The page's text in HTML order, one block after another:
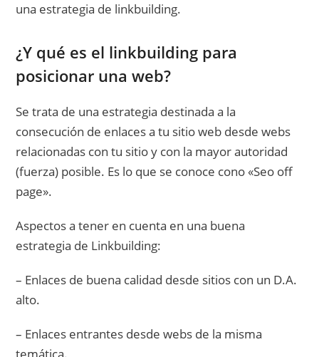
una estrategia de linkbuilding.
¿Y qué es el linkbuilding para
posicionar una web?
Se trata de una estrategia destinada a la
consecución de enlaces a tu sitio web desde webs
relacionadas con tu sitio y con la mayor autoridad
(fuerza) posible. Es lo que se conoce cono «Seo off
page».
Aspectos a tener en cuenta en una buena
estrategia de Linkbuilding:
– Enlaces de buena calidad desde sitios con un D.A.
alto.
– Enlaces entrantes desde webs de la misma